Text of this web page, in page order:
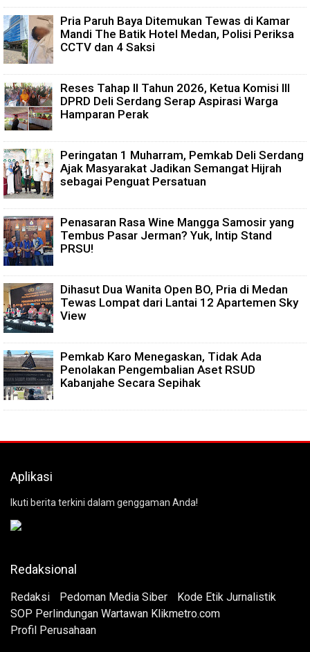
Pria Paruh Baya Ditemukan Tewas di Kamar
Mandi The Batik Hotel Medan, Polisi Periksa
CCTV dan 4 Saksi
Reses Tahap II Tahun 2026, Ketua Komisi III
DPRD Deli Serdang Serap Aspirasi Warga
Hamparan Perak
Peringatan 1 Muharram, Pemkab Deli Serdang
Ajak Masyarakat Jadikan Semangat Hijrah
sebagai Penguat Persatuan
Penasaran Rasa Wine Mangga Samosir yang
Tembus Pasar Jerman? Yuk, Intip Stand
PRSU!
Dihasut Dua Wanita Open BO, Pria di Medan
Tewas Lompat dari Lantai 12 Apartemen Sky
View
Pemkab Karo Menegaskan, Tidak Ada
Penolakan Pengembalian Aset RSUD
Kabanjahe Secara Sepihak
Aplikasi
Ikuti berita terkini dalam genggaman Anda!
Redaksional
Redaksi Pedoman Media Siber
Kode Etik Jurnalistik
SOP Perlindungan Wartawan Klikmetro.com
Profil Perusahaan